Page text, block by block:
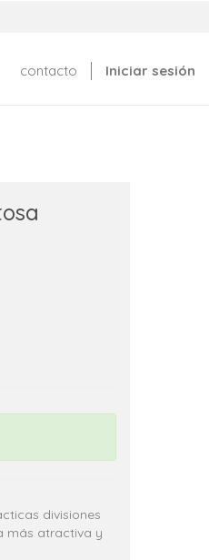
contacto Iniciar sesión
divisiones
más atractiva y